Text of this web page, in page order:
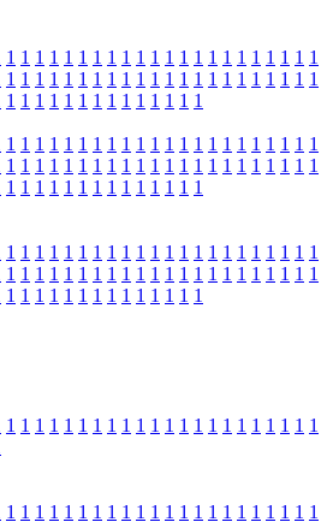
1 1 1 1 1 1 1 1 1 1 1 1 1 1 1 1 1 1 1 1 1 1
1 1 1 1 1 1 1 1 1 1 1 1 1 1 1 1 1 1 1 1 1 1
1 1 1 1 1 1 1 1 1 1 1 1 1 1
1 1 1 1 1 1 1 1 1 1 1 1 1 1 1 1 1 1 1 1 1 1
1 1 1 1 1 1 1 1 1 1 1 1 1 1 1 1 1 1 1 1 1 1
1 1 1 1 1 1 1 1 1 1 1 1 1 1
1 1 1 1 1 1 1 1 1 1 1 1 1 1 1 1 1 1 1 1 1 1
1 1 1 1 1 1 1 1 1 1 1 1 1 1 1 1 1 1 1 1 1 1
1 1 1 1 1 1 1 1 1 1 1 1 1 1
1 1 1 1 1 1 1 1 1 1 1 1 1 1 1 1 1 1 1 1 1 1
1 1 1 1 1 1 1 1 1 1 1 1 1 1 1 1 1 1 1 1 1 1